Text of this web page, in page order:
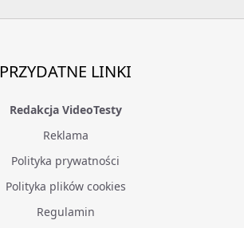
PRZYDATNE LINKI
Redakcja VideoTesty
Reklama
Polityka prywatności
Polityka plików cookies
Regulamin